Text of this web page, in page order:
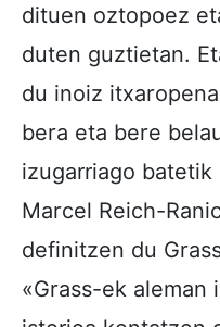
dituen oztopoez
duten guztietan.
du inoiz
bera eta bere
izugarriago
Marcel Reich-
definitzen du
«Grass-ek aleman